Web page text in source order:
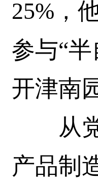
25%，
参与“
开津南
从党
产品制